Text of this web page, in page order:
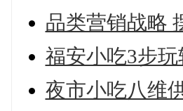
品类营销战略
福安小吃3步
夜市小吃八维